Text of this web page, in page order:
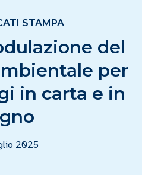
STAMPA
del
per
in carta e in
2025